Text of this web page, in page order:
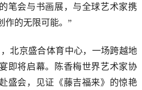
笔会与书画展，与全球艺术家携
作的无限可能。”
京盛合体育中心，一场跨越地
即将启幕。陈香梅世界艺术家协
盛会，见证《藤吉福来》的惊艳